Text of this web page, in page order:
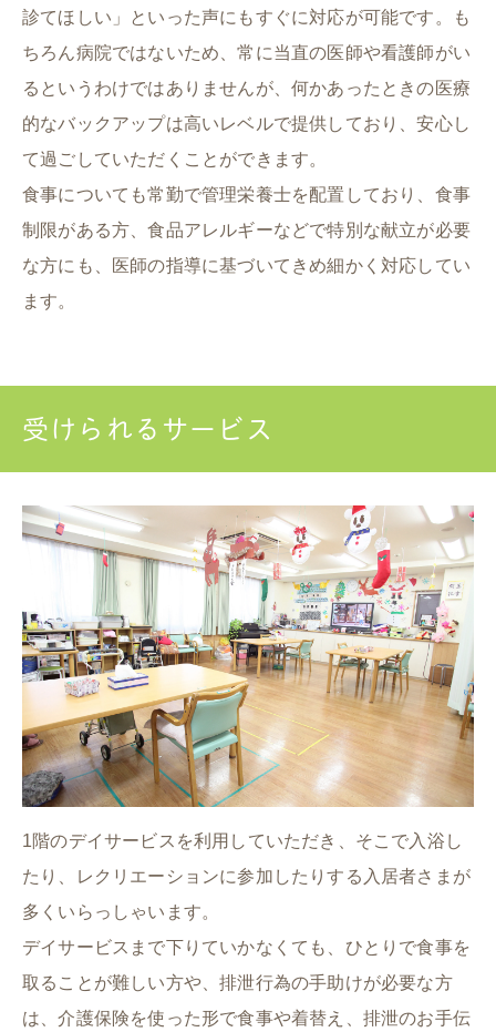
診てほしい」といった声にもすぐに対応が可能です。も
ちろん病院ではないため、常に当直の医師や看護師がい
るというわけではありませんが、何かあったときの医療
的なバックアップは高いレベルで提供しており、安心し
て過ごしていただくことができます。
食事についても常勤で管理栄養士を配置しており、食事
制限がある方、食品アレルギーなどで特別な献立が必要
な方にも、医師の指導に基づいてきめ細かく対応してい
ます。
受けられるサービス
1階のデイサービスを利用していただき、そこで入浴し
たり、レクリエーションに参加したりする入居者さまが
多くいらっしゃいます。
デイサービスまで下りていかなくても、ひとりで食事を
取ることが難しい方や、排泄行為の手助けが必要な方
は、介護保険を使った形で食事や着替え、排泄のお手伝